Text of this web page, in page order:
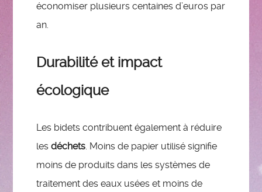
économiser plusieurs centaines d’euros par
an.
Durabilité et impact
écologique
Les bidets contribuent également à réduire
lesdéchets. Moins de papier utilisé signifie
moins de produits dans les systèmes de
traitement des eaux usées et moins de